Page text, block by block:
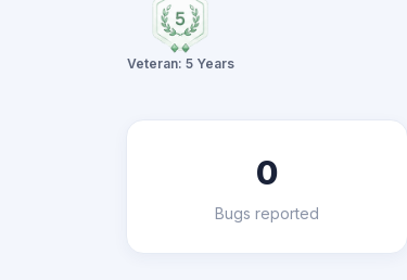
Veteran: 5 Years
0
Bugs reported